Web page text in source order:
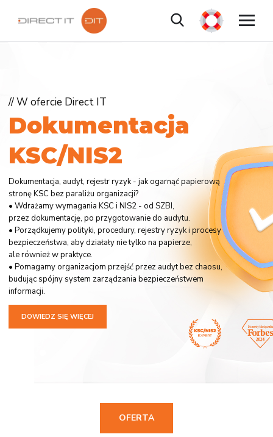
Dokumentacja
KSC/NIS2
Dokumentacja, audyt, rejestr ryzyk - jak ogarnąć papierową
stronę KSC bez paraliżu organizacji?
• Wdrażamy wymagania KSC i NIS2 - od SZBI,
przez dokumentację, po przygotowanie do audytu.
• Porządkujemy polityki, procedury, rejestry ryzyk i procesy
bezpieczeństwa, aby działały nie tylko na papierze,
ale również w praktyce.
• Pomagamy organizacjom przejść przez audyt bez chaosu,
budując spójny system zarządzania bezpieczeństwem
informacji.
// W ofercie Direct IT
DOWIEDZ SIĘ WIĘCEJ
OFERTA